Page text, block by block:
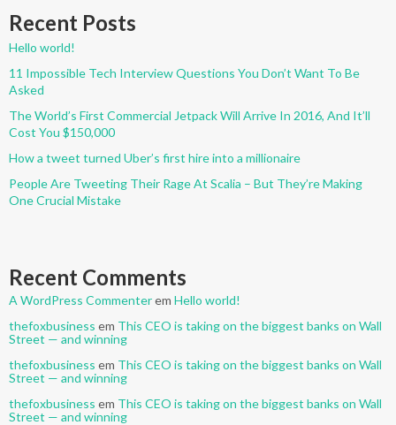
Recent Posts
Hello world!
11 Impossible Tech Interview Questions You Don’t Want To Be
Asked
The World’s First Commercial Jetpack Will Arrive In 2016, And It’ll
Cost You $150,000
How a tweet turned Uber’s first hire into a millionaire
People Are Tweeting Their Rage At Scalia – But They’re Making
One Crucial Mistake
Recent Comments
A WordPress Commenterem Hello world!
thefoxbusiness em This CEO is taking on the biggest banks on Wall
Street — and winning
thefoxbusiness em This CEO is taking on the biggest banks on Wall
Street — and winning
thefoxbusiness em This CEO is taking on the biggest banks on Wall
Street — and winning